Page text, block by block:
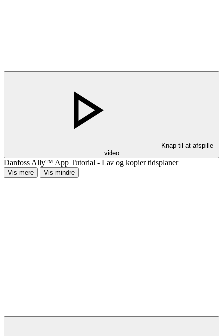
Knap til at afspille
video
Danfoss Ally™ App Tutorial - Lav og kopier tidsplaner
Vis mere Vis mindre